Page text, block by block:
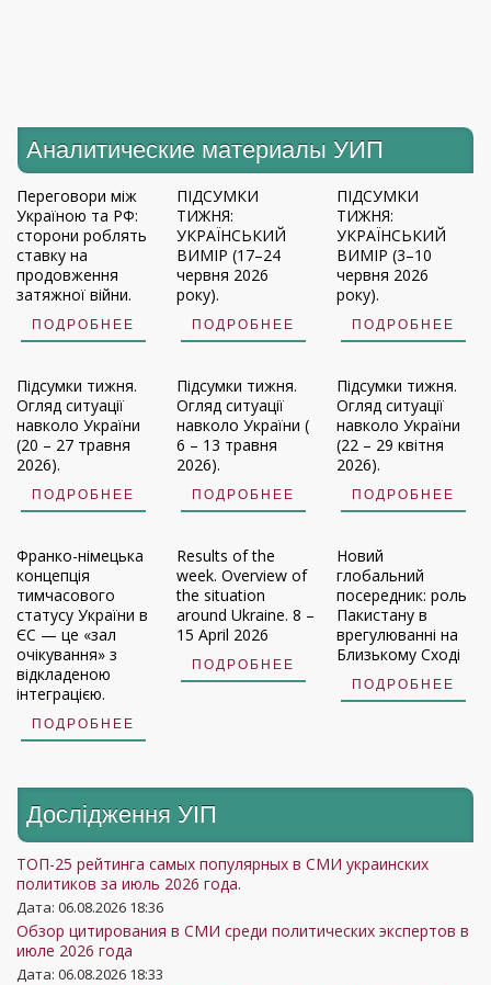
Аналитические материалы УИП
Переговори між
Україною та РФ:
сторони роблять
ставку на
продовження
затяжної війни.
ПОДРОБНЕЕ
ПІДСУМКИ
ТИЖНЯ:
УКРАЇНСЬКИЙ
ВИМІР (17–24
червня 2026
року).
ПОДРОБНЕЕ
ПІДСУМКИ
ТИЖНЯ:
УКРАЇНСЬКИЙ
ВИМІР (3–10
червня 2026
року).
ПОДРОБНЕЕ
Підсумки тижня.
Огляд ситуації
навколо України
(20 – 27 травня
2026).
ПОДРОБНЕЕ
Підсумки тижня.
Огляд ситуації
навколо України (
6 – 13 травня
2026).
ПОДРОБНЕЕ
Підсумки тижня.
Огляд ситуації
навколо України
(22 – 29 квітня
2026).
ПОДРОБНЕЕ
Франко-німецька
концепція
тимчасового
статусу України в
ЄС — це «зал
очікування» з
відкладеною
інтеграцією.
ПОДРОБНЕЕ
Results of the
week. Overview of
the situation
around Ukraine. 8 –
15 April 2026
ПОДРОБНЕЕ
Новий
глобальний
посередник: роль
Пакистану в
врегулюванні на
Близькому Сході
ПОДРОБНЕЕ
Дослідження УIП
ТОП-25 рейтинга самых популярных в СМИ украинских
политиков за июль 2026 года.
Дата: 06.08.2026 18:36
Обзор цитирования в СМИ среди политических экспертов в
июле 2026 года
Дата: 06.08.2026 18:33